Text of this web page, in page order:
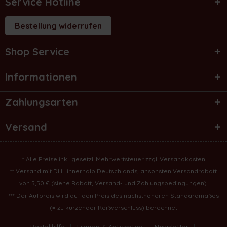
Bestellung widerrufen
Shop Service
Informationen
Zahlungsarten
Versand
* Alle Preise inkl. gesetzl. Mehrwertsteuer zzgl. Versandkosten
** Versand mit DHL innerhalb Deutschlands, ansonsten Versandrabatt
von 5,50 € (siehe Rabatt, Versand- und Zahlungsbedingungen).
*** Der Aufpreis wird auf den Preis des nächsthöheren Standardmaßes
(= zu kürzender Reißverschluss) berechnet